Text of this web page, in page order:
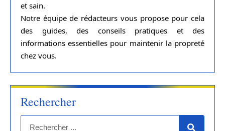
et sain.
Notre équipe de rédacteurs vous propose pour cela
des guides, des conseils pratiques et des
informations essentielles pour maintenir la propreté
chez vous.
Rechercher